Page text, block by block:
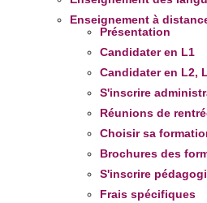
Enseignement à
Présentation
Candidater en L1
Candidater en L2,
S'inscrire
Réunions de
Choisir sa
Brochures des
S'inscrire
Frais spécifiques